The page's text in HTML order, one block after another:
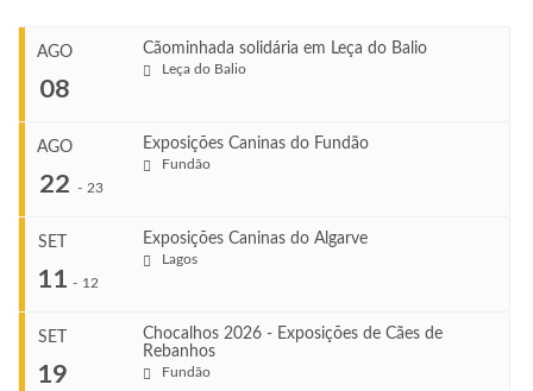
AGO
08
Cãominhada solidária em Leça do Balio
Leça do Balio
COMEÇA
Ago 8, 2026
TERMINA
Ago 8, 2026
Leça do Balio
AGO
22 - 23
Exposições Caninas do Fundão
Fundão
Ago 22, 2026
SET
11 - 12
Exposições Caninas do Algarve
Lagos
SET
19
Chocalhos 2026 - Exposições de Cães de
Rebanhos
Fundão